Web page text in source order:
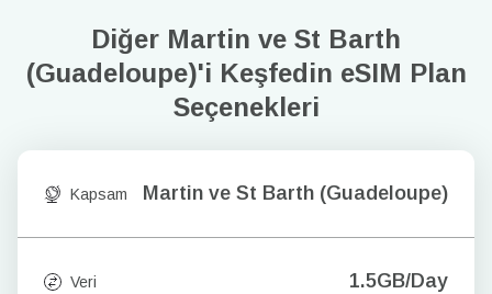
Diğer Martin ve St Barth
(Guadeloupe)'i Keşfedin eSIM Plan
Seçenekleri
Kapsam Martin ve St Barth (Guadeloupe)
Veri 1.5GB/Day